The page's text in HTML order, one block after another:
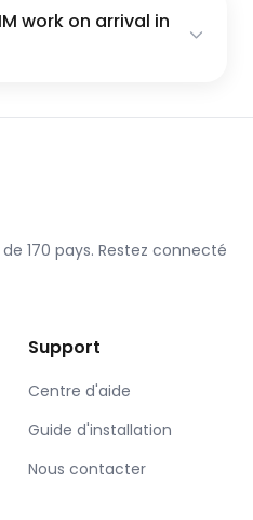
work on arrival in
170 pays. Restez connecté
Support
Centre d'aide
Guide d'installation
Nous contacter